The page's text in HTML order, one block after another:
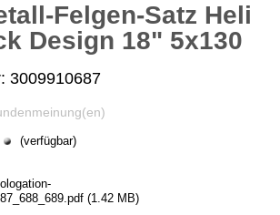
Felgen-Satz Heli
Design 18" 5x130
3009910687
(verfügbar)
(1.42 MB)